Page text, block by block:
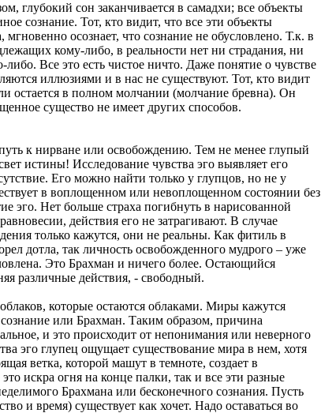
глубокий сон заканчивается в самадхи; все объекты
сознание. Тот, кто видит, что все эти объекты
осознает, что сознание не обусловлено. Т.к. в
кому-либо, в реальности нет ни страдания, ни
Все это есть чистое ничто. Даже понятие о чувстве
иллюзиями и в нас не существуют. Тот, кто видит
остается в полном молчании (молчание бревна). Он
существо не имеет других способов.
к нирване или освобождению. Тем не менее глупый
истины! Исследование чувства эго выявляет его
Его можно найти только у глупцов, но не у
в воплощенном или невоплощенном состоянии без
эго. Нет больше страха погибнуть в нарисованной
действия его не затрагивают. В случае
только кажутся, они не реальны. Как фитиль в
дотла, так личность освобожденного мудрого – уже
Это Брахман и ничего более. Остающийся
различные действия, - свободный.
которые остаются облаками. Миры кажутся
или Брахман. Таким образом, причина
и это происходит от непонимания или неверного
эго глупец ощущает существование мира в нем, хотя
ветка, которой машут в темноте, создает в
искра огня на конце палки, так и все эти разные
Брахмана или бесконечного сознания. Пусть
и время) существует как хочет. Надо оставаться во